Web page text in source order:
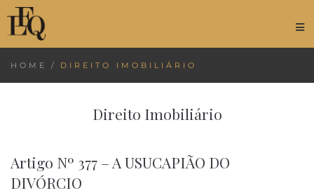
HOME / DIREITO IMOBILIÁRIO
Direito Imobiliário
Artigo Nº 377 – A USUCAPIÃO DO
DIVÓRCIO